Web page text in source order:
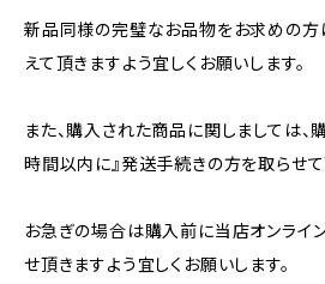
新品同様の完璧なお品物をお求めの
えて頂きますよう宜しくお願いします。
また、購入された商品に関しましては、
時間以内に』発送手続きの方を取らせて
お急ぎの場合は購入前に当店オンライ
せ頂きますよう宜しくお願いします。